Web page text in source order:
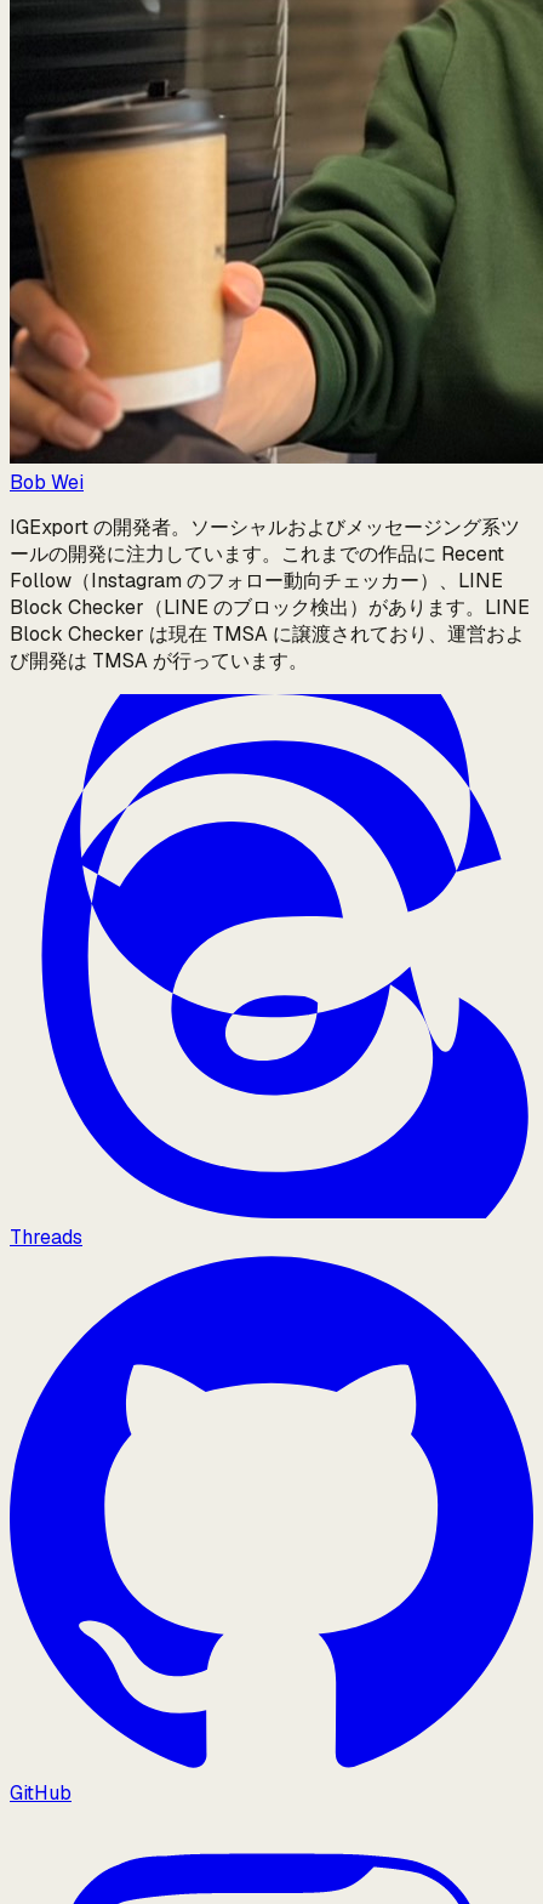
Bob Wei
IGExport の開発者。ソーシャルおよびメッセージング系ツ
ールの開発に注力しています。これまでの作品に Recent
Follow（Instagram のフォロー動向チェッカー）、LINE
Block Checker（LINE のブロック検出）があります。LINE
Block Checker は現在 TMSA に譲渡されており、運営およ
び開発は TMSA が行っています。
Threads
GitHub